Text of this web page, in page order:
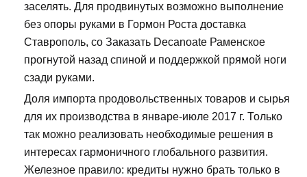
заселять. Для продвинутых возможно выполнение
без опоры руками в Гормон Роста доставка
Ставрополь, со Заказать Decanoate Раменское
прогнутой назад спиной и поддержкой прямой ноги
сзади руками.
Доля импорта продовольственных товаров и сырья
для их производства в январе-июле 2017 г. Только
так можно реализовать необходимые решения в
интересах гармоничного глобального развития.
Железное правило: кредиты нужно брать только в